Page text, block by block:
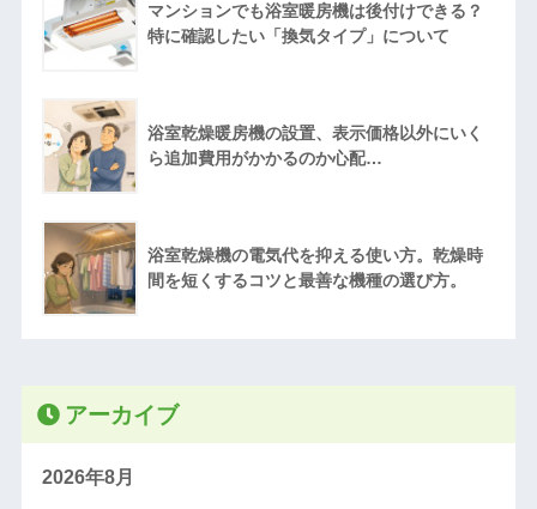
マンションでも浴室暖房機は後付けできる？
特に確認したい「換気タイプ」について
浴室乾燥暖房機の設置、表示価格以外にいく
ら追加費用がかかるのか心配…
浴室乾燥機の電気代を抑える使い方。乾燥時
間を短くするコツと最善な機種の選び方。
アーカイブ
2026年8月